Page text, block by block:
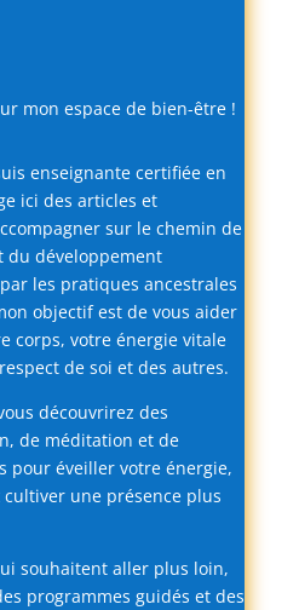
mon espace de bien-être !
enseignante certifiée en
ici des articles et
sur le chemin de
du développement
par les pratiques ancestrales
objectifest de vous aider
corps, votre énergie vitale
respect de soi et des autres.
découvrirez des
de méditation et de
pour éveiller votre énergie,
cultiver une présence plus
souhaitent aller plus loin,
programmes guidés et des